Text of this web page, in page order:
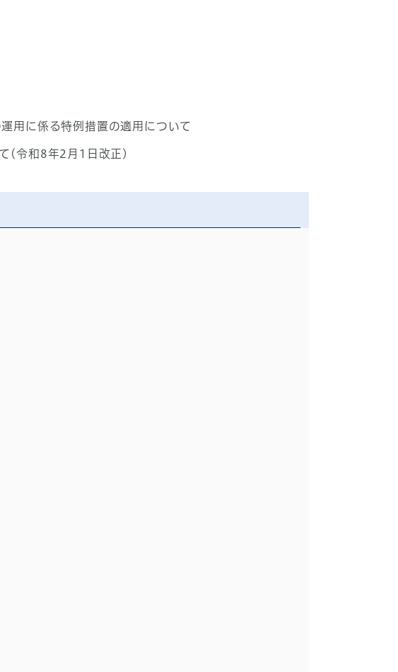
用に係る特例措置の適用について
(令和8年2月1日改正)